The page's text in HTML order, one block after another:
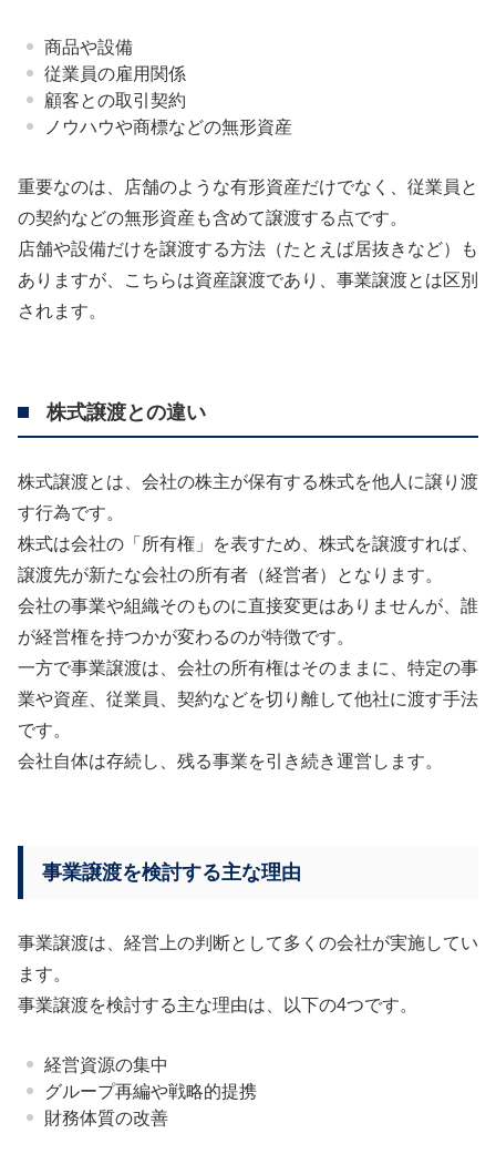
商品や設備
従業員の雇用関係
顧客との取引契約
ノウハウや商標などの無形資産
重要なのは、店舗のような有形資産だけでなく、従業員と
の契約などの無形資産も含めて譲渡する点です。
店舗や設備だけを譲渡する方法（たとえば居抜きなど）も
ありますが、こちらは資産譲渡であり、事業譲渡とは区別
されます。
株式譲渡との違い
株式譲渡とは、会社の株主が保有する株式を他人に譲り渡
す行為です。
株式は会社の「所有権」を表すため、株式を譲渡すれば、
譲渡先が新たな会社の所有者（経営者）となります。
会社の事業や組織そのものに直接変更はありませんが、誰
が経営権を持つかが変わるのが特徴です。
一方で事業譲渡は、会社の所有権はそのままに、特定の事
業や資産、従業員、契約などを切り離して他社に渡す手法
です。
会社自体は存続し、残る事業を引き続き運営します。
事業譲渡を検討する主な理由
事業譲渡は、経営上の判断として多くの会社が実施してい
ます。
事業譲渡を検討する主な理由は、以下の4つです。
経営資源の集中
グループ再編や戦略的提携
財務体質の改善